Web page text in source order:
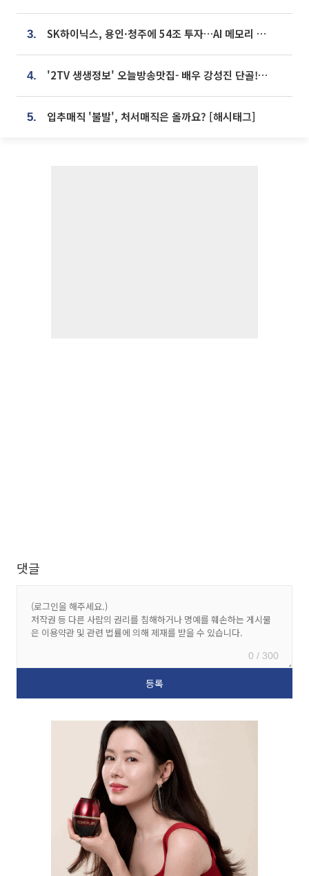
3. SK하이닉스, 용인·청주에 54조 투자…AI 메모리 생산기지 키운다
4. '2TV 생생정보' 오늘방송맛집- 배우 강성진 단골! 쌀국수ㆍ푸팟퐁 커리 맛집 '블○○○'
5. 입추매직 '불발', 처서매직은 올까요? [해시태그]
댓글
0 / 300